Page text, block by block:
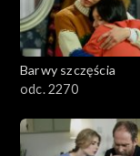
Barwy szczęścia
odc. 2270